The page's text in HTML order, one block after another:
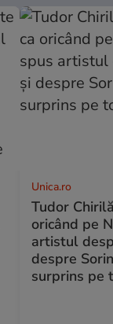
Unica.ro
Tudor
oricând pe
artistul
despre
surprins pe